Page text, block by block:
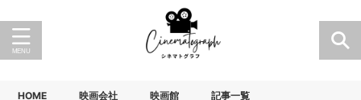
HOME 映画会社 映画館 記事一覧